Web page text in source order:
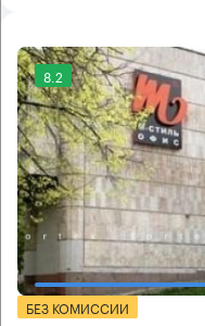
8.2
БЕЗ КОМИССИИ